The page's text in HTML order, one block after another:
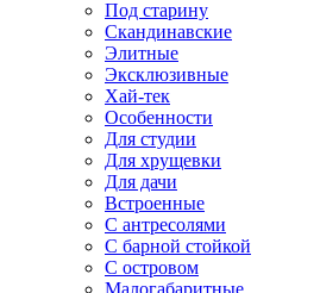
Под старину
Скандинавские
Элитные
Эксклюзивные
Хай-тек
Особенности
Для студии
Для хрущевки
Для дачи
Встроенные
С антресолями
С барной стойкой
С островом
Малогабаритные